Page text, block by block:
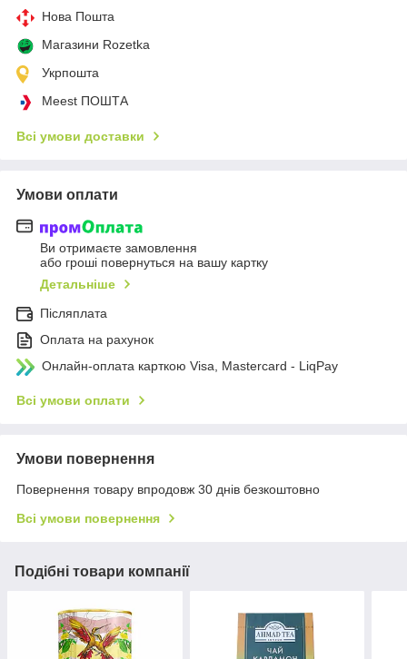
Нова Пошта
Магазини Rozetka
Укрпошта
Meest ПОШТА
Всі умови доставки
Умови оплати
Ви отримаєте замовлення
або гроші повернуться на вашу картку
Детальніше
Післяплата
Оплата на рахунок
Онлайн-оплата карткою Visa, Mastercard - LiqPay
Всі умови оплати
Умови повернення
Повернення товару впродовж 30 днів безкоштовно
Всі умови повернення
Подібні товари компанії